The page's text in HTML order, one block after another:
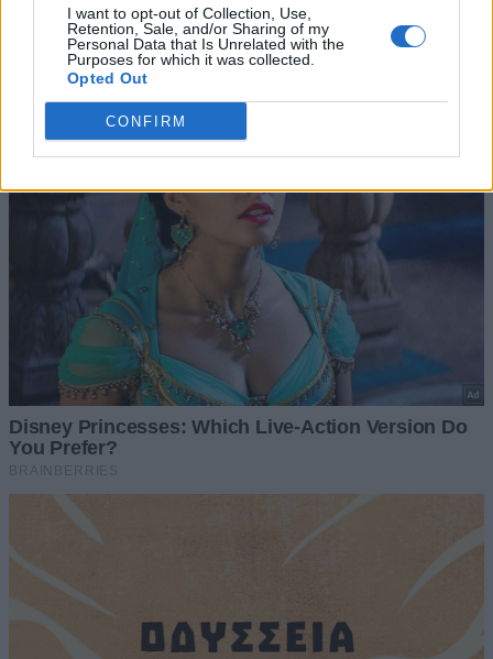
I want to opt-out of Collection, Use,
Retention, Sale, and/or Sharing of my
Personal Data that Is Unrelated with the
Purposes for which it was collected.
Opted Out
CONFIRM